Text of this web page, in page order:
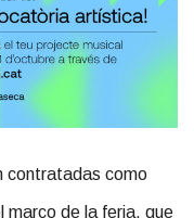
contratadas como
marco de la feria, que